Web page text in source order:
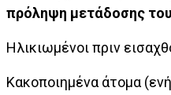
πρόληψη μετάδοσης
Ηλικιωμένοι πριν
Κακοποιημένα άτομα